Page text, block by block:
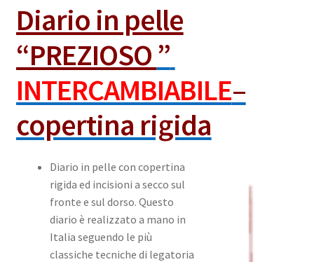
Diario in pelle
“PREZIOSO”
INTERCAMBIABILE–
copertina rigida
Diario in pelle con copertina
rigida ed incisioni a secco sul
fronte e sul dorso. Questo
diario è realizzato a mano in
Italia seguendo le più
classiche tecniche di legatoria